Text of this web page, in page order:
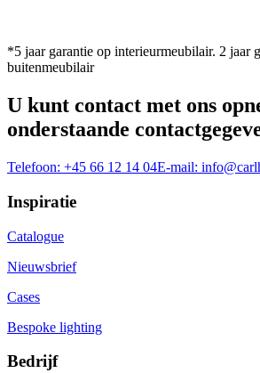
*5 jaar garantie op interieurmeubilair. 2 jaar
buitenmeubilair
U kunt contact met ons
onderstaande
Telefoon: +45 66 12 14 04E-mail:
Inspiratie
Catalogue
Nieuwsbrief
Cases
Bespoke lighting
Bedrijf